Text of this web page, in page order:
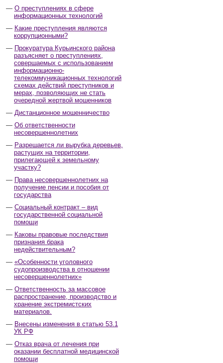
О преступлениях в сфере
информационных технологий
Какие преступления являются
коррупционными?
Прокуратура Курьинского района
разъясняет о преступлениях,
совершаемых с использованием
информационно-
телекоммуникационных технологий
схемах действий преступников и
мерах, позволяющих не стать
очередной жертвой мошенников
Дистанционное мошенничество
Об ответственности
несовершеннолетних
Разрешается ли вырубка деревьев,
растущих на территории,
прилегающей к земельному
участку?
Права несовершеннолетних на
получение пенсии и пособия от
государства
Социальный контракт – вид
государственной социальной
помощи
Каковы правовые последствия
признания брака
недействительным?
«Особенности уголовного
судопроизводства в отношении
несовершеннолетних»
Ответственность за массовое
распространение, производство и
хранение экстремистских
материалов.
Внесены изменения в статью 53.1
УК РФ
Отказ врача от лечения при
оказании бесплатной медицинской
помощи